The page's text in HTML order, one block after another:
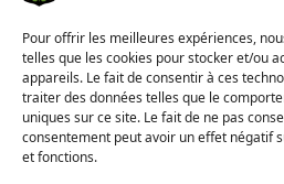
Pour offrir les meilleures expériences,
telles que les cookies pour stocker et/ou
appareils. Le fait de consentir à ces
traiter des données telles que le
uniques sur ce site. Le fait de ne pas
consentement peut avoir un effet négatif
et fonctions.
Green fee
Club
Status